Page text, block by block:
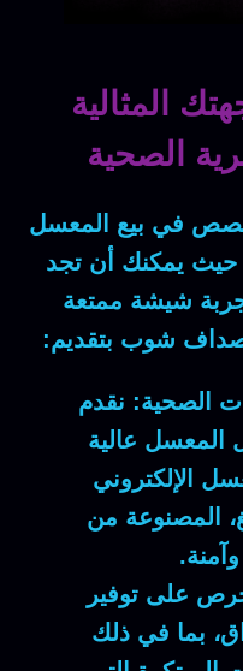
المثالية
الصحية
في بيع المعسل
حيث يمكنك أن تجد
شيشة ممتعة
شوب بتقديم:
الصحية: نقدم
المعسل عالية
الإلكتروني
المصنوعة من
على توفير
بما في ذلك